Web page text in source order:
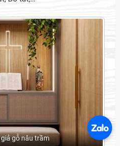
gỗ nâu trầm